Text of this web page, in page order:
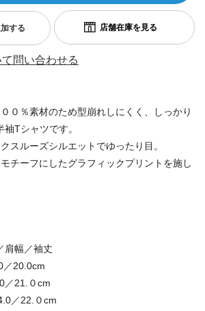
する
問い合わせる
０％素材のため型崩れしにくく、しっかり
Tシャツです。
スルーズシルエットでゆったり目。
チーフにしたグラフィックプリントを施し
肩幅／袖丈
／20.0cm
／21.０cm
／22.０cm